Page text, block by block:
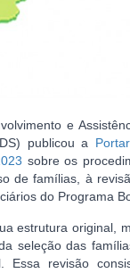
e
publicou a
sobre os
de famílias, à
do Programa
estrutura original,
seleção das
Essa revisão